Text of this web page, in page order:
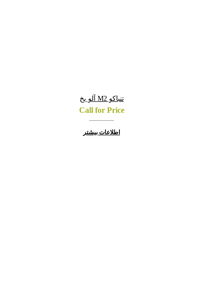
تنباکو M2 آلو یخ
Call for Price
اطلاعات بیشتر